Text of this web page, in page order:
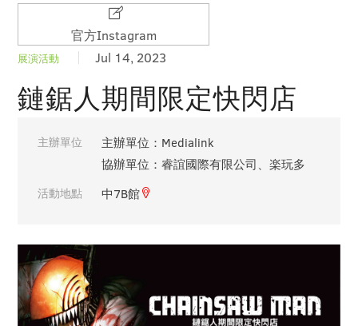
官方Instagram
展演活動 Jul 14, 2023
鏈鋸人期間限定快閃店
主辦單位
主辦單位：Medialink
協辦單位：睿誼國際有限公司、楽玩多
活動地點 中7B館